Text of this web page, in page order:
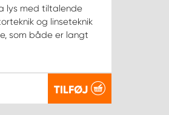
lys med tiltalende
og linseteknik
som både er langt
TILFØJ